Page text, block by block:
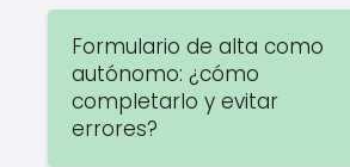
Formulario de alta como
autónomo: ¿cómo
completarlo y evitar
errores?